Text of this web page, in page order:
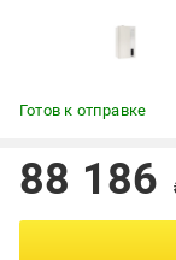
Готов к отправке
88 186